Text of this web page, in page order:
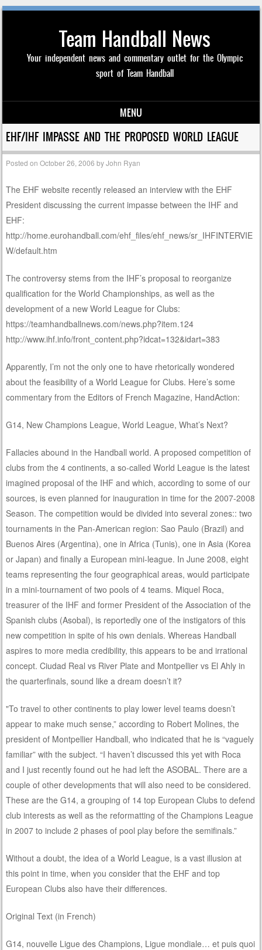
Team Handball News
Your independent news and commentary outlet for the Olympic
sport of Team Handball
MENU
Skip to content
EHF/IHF IMPASSE AND THE PROPOSED WORLD LEAGUE
Posted onOctober 26, 2006 byJohn Ryan
The EHF website recently released an interview with the EHF
President discussing the current impasse between the IHF and
EHF:
http://home.eurohandball.com/ehf_files/ehf_news/sr_IHFINTERVIE
W/default.htm
The controversy stems from the IHF’s proposal to reorganize
qualification for the World Championships, as well as the
development of a new World League for Clubs:
https://teamhandballnews.com/news.php?item.124
http://www.ihf.info/front_content.php?idcat=132&idart=383
Apparently, I’m not the only one to have rhetorically wondered
about the feasibility of a World League for Clubs. Here’s some
commentary from the Editors of French Magazine, HandAction:
G14, New Champions League, World League, What’s Next?
Fallacies abound in the Handball world. A proposed competition of
clubs from the 4 continents, a so-called World League is the latest
imagined proposal of the IHF and which, according to some of our
sources, is even planned for inauguration in time for the 2007-2008
Season. The competition would be divided into several zones:: two
tournaments in the Pan-American region: Sao Paulo (Brazil) and
Buenos Aires (Argentina), one in Africa (Tunis), one in Asia (Korea
or Japan) and finally a European mini-league. In June 2008, eight
teams representing the four geographical areas, would participate
in a mini-tournament of two pools of 4 teams. Miquel Roca,
treasurer of the IHF and former President of the Association of the
Spanish clubs (Asobal), is reportedly one of the instigators of this
new competition in spite of his own denials. Whereas Handball
aspires to more media credibility, this appears to be and irrational
concept. Ciudad Real vs River Plate and Montpellier vs El Ahly in
the quarterfinals, sound like a dream doesn’t it?
"To travel to other continents to play lower level teams doesn’t
appear to make much sense,” according to Robert Molines, the
president of Montpellier Handball, who indicated that he is “vaguely
familiar” with the subject. “I haven’t discussed this yet with Roca
and I just recently found out he had left the ASOBAL. There are a
couple of other developments that will also need to be considered.
These are the G14, a grouping of 14 top European Clubs to defend
club interests as well as the reformatting of the Champions League
in 2007 to include 2 phases of pool play before the semifinals.”
Without a doubt, the idea of a World League, is a vast illusion at
this point in time, when you consider that the EHF and top
European Clubs also have their differences.
Original Text (in French)
G14, nouvelle Ligue des Champions, Ligue mondiale… et puis quoi